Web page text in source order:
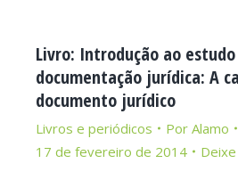
Livro: Introdução ao
documentação jurídica: A
documento jurídico
Livros e periódicos Por Alamo
17 de fevereiro de 2014